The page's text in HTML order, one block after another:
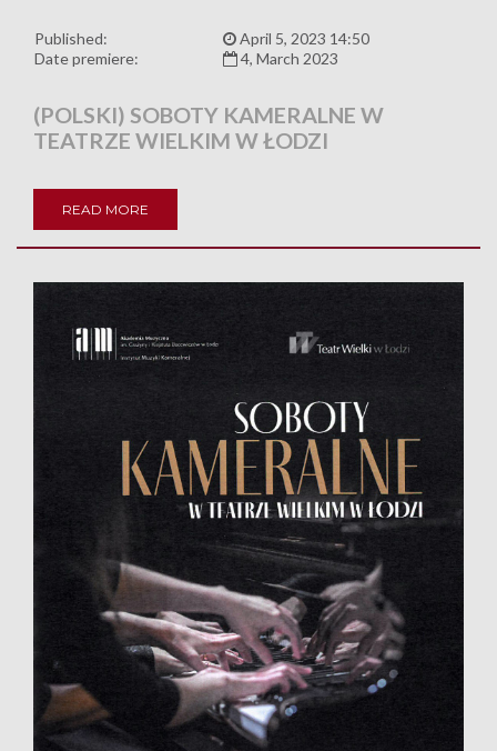
Published:
April 5, 2023 14:50
Date premiere:
4, March 2023
(POLSKI) SOBOTY KAMERALNE W
TEATRZE WIELKIM W ŁODZI
READ MORE